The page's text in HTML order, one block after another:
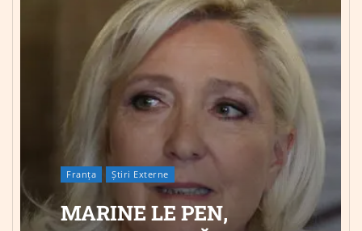
Franța Știri Externe
MARINE LE PEN,